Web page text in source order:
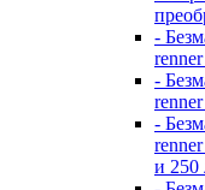
-
-
-
и 250